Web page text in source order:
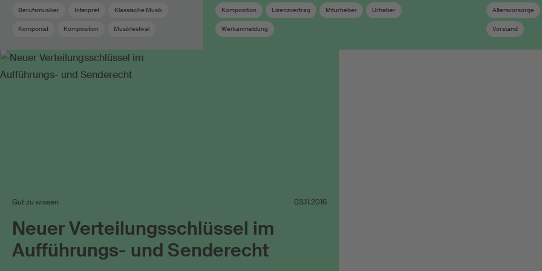
Berufsmusiker Interpret Klassische Musik
Komponist Komposition Musikfestival
Komposition Lizenzvertrag Miturheber Urheber
Werkanmeldung
Altersvorsorge
Vorstand
Gut zu wissen 03.11.2016
Neuer Verteilungsschlüssel im
Aufführungs- und Senderecht